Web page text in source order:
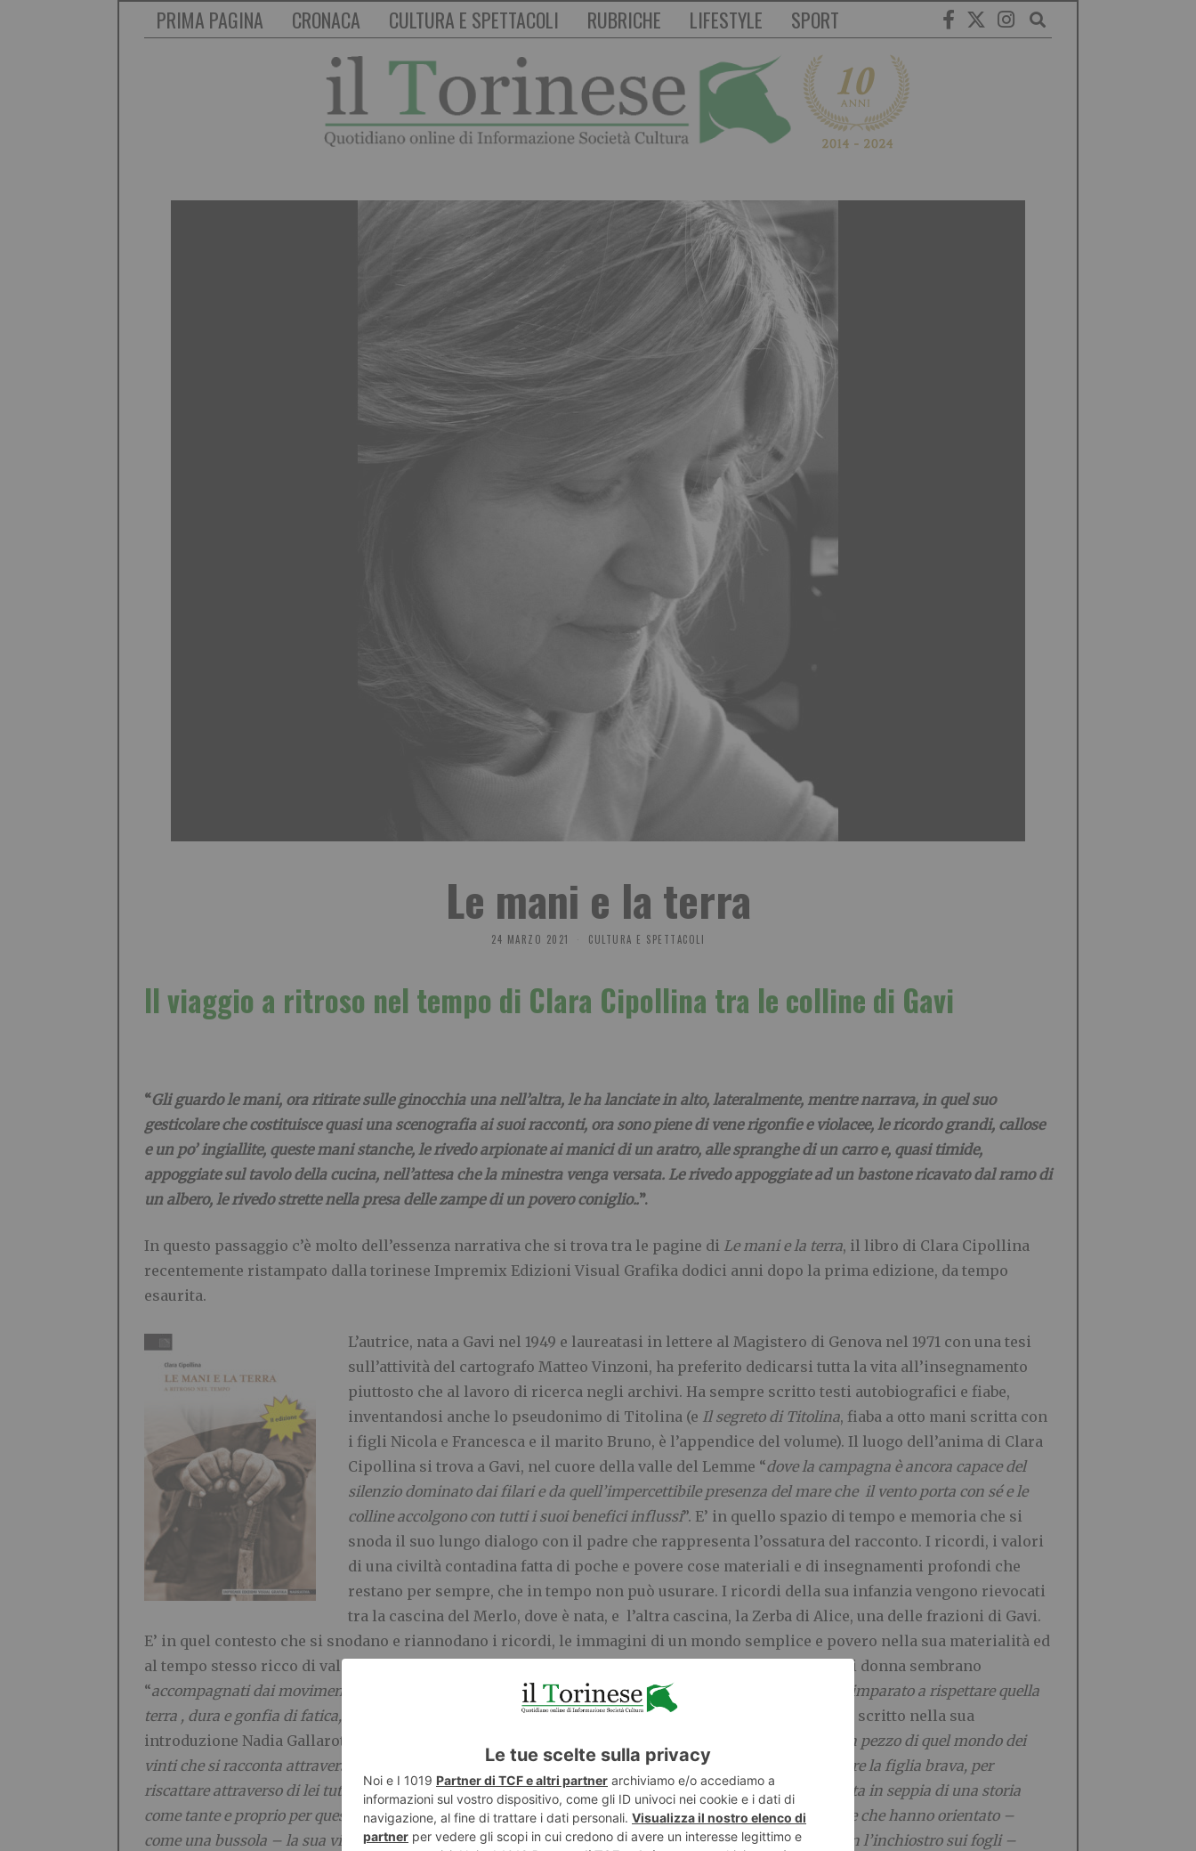
PRIMA PAGINA CRONACA CULTURA E SPETTACOLI RUBRICHE LIFESTYLE SPORT
Le mani e la terra
24 MARZO 2021 CULTURA E SPETTACOLI
Il viaggio a ritroso nel tempo di Clara Cipollina tra le colline di Gavi
“Gli guardo le mani, ora ritirate sulle ginocchia una nell’altra, le ha lanciate in alto, lateralmente, mentre narrava, in quel suo
gesticolare che costituisce quasi una scenografia ai suoi racconti, ora sono piene di vene rigonfie e violacee, le ricordo grandi, callose
e un po’ ingiallite, queste mani stanche, le rivedo arpionate ai manici di un aratro, alle spranghe di un carro e, quasi timide,
appoggiate sul tavolo della cucina, nell’attesa che la minestra venga versata. Le rivedo appoggiate ad un bastone ricavato dal ramo di
un albero, le rivedo strette nella presa delle zampe di un povero coniglio..”.
In questo passaggio c’è molto dell’essenza narrativa che si trova tra le pagine di Le mani e la terra, il libro di Clara Cipollina
recentemente ristampato dalla torinese Impremix Edizioni Visual Grafika dodici anni dopo la prima edizione, da tempo
esaurita.
L’autrice, nata a Gavi nel 1949 e laureatasi in lettere al Magistero di Genova nel 1971 con una tesi
sull’attività del cartografo Matteo Vinzoni, ha preferito dedicarsi tutta la vita all’insegnamento
piuttosto che al lavoro di ricerca negli archivi. Ha sempre scritto testi autobiografici e fiabe,
inventandosi anche lo pseudonimo di Titolina (e Il segreto di Titolina, fiaba a otto mani scritta con
i figli Nicola e Francesca e il marito Bruno, è l’appendice del volume). Il luogo dell’anima di Clara
Cipollina si trova a Gavi, nel cuore della valle del Lemme “dove la campagna è ancora capace del
silenzio dominato dai filari e da quell’impercettibile presenza del mare che il vento porta con sé e le
colline accolgono con tutti i suoi benefici influssi”. E’ in quello spazio di tempo e memoria che si
snoda il suo lungo dialogo con il padre che rappresenta l’ossatura del racconto. I ricordi, i valori
di una civiltà contadina fatta di poche e povere cose materiali e di insegnamenti profondi che
restano per sempre, che in tempo non può usurare. I ricordi della sua infanzia vengono rievocati
tra la cascina del Merlo, dove è nata, e l’altra cascina, la Zerba di Alice, una delle frazioni di Gavi.
E’ in quel contesto che si snodano e riannodano i ricordi, le immagini di un mondo semplice e povero nella sua materialità ed
al tempo stesso ricco di valori e insegnamenti. Ricordi che dall’infanzia agli anni della maturità di donna sembrano
“accompagnati dai movimenti lenti delle mani del padre di Clara. Lenti e profondi come quelli di chi ha imparato a rispettare quella
terra , dura e gonfia di fatica, che gli ha dato da vivere
”. “La mani e la terra non è una saga familiare
”, ha scritto nella sua
introduzione Nadia Gallarotti, l’amica più cara di Clara, prematuramente scomparsa. “
Non è solo un pezzo di quel mondo dei
vinti che si racconta attraverso le vicissitudini di chi scelse di compiere tremendi sacrifici per far studiare la figlia brava, per
riscattare attraverso di lei tutta una vita di lavoro tanto dignitoso quanto amaro. E’ il ritratto, la foto virata in seppia di una storia
come tante e proprio per questo speciale, preziosa. E’ la storia di Clara, dei valori che ha avuto in eredità e che hanno orientato –
come una bussola – la sua vita. Una storia troppo preziosa perché – una volta scritta, quasi graffiata con l’inchiostro sui fogli –